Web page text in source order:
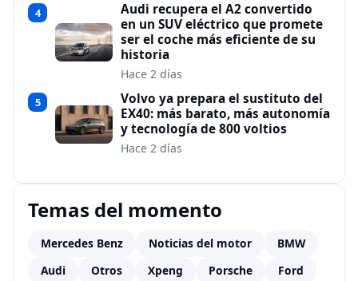
4
Audi recupera el A2 convertido
en un SUV eléctrico que promete
ser el coche más eficiente de su
historia
Hace 2 días
5
Volvo ya prepara el sustituto del
EX40: más barato, más autonomía
y tecnología de 800 voltios
Hace 2 días
Temas del momento
Mercedes Benz Noticias del motor
BMW
Audi
Otros Xpeng Porsche Ford